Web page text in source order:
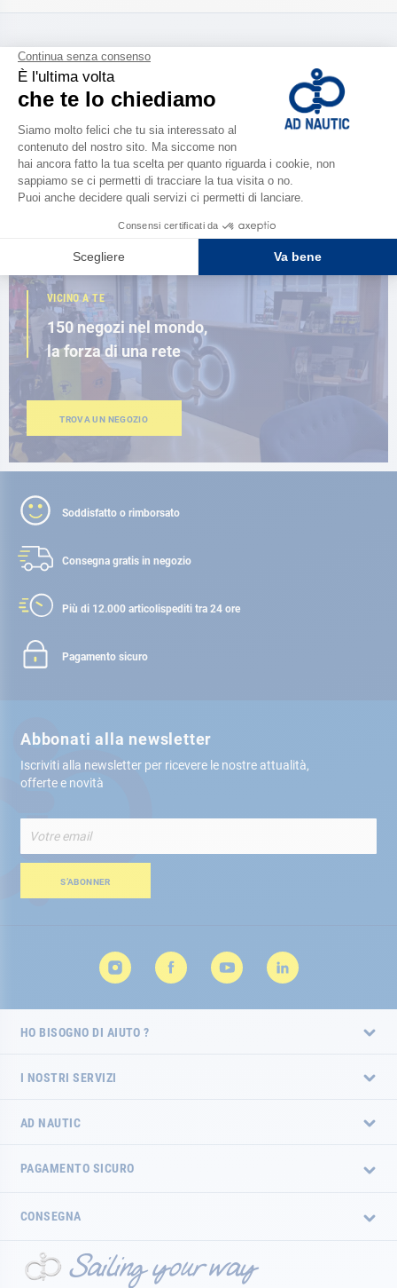
CATALOGARE
Scopri la
nuova guida AD 2026
VICINO A TE
150 negozi nel mondo,
la forza di una rete
TROVA UN NEGOZIO
Soddisfatto o rimborsato
Consegna gratis in negozio
Più di 12.000 articolispediti tra 24 ore
Pagamento sicuro
Abbonati alla newsletter
Iscriviti alla newsletter per ricevere le nostre attualità,
offerte e novità
alla
nostra
Newsletter:S’ABONNER
HO BISOGNO DI AIUTO ?
I NOSTRI SERVIZI
AD NAUTIC
PAGAMENTO SICURO
CONSEGNA